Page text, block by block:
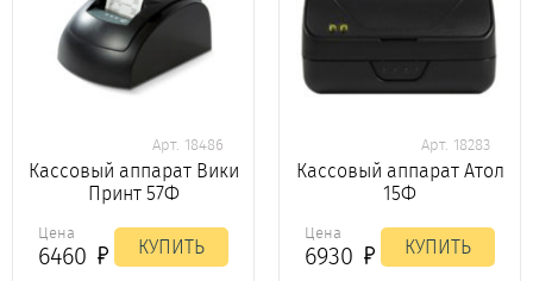
Арт. 18486
Кассовый аппарат Вики
Принт 57Ф
Цена
6460 КУПИТЬ
Арт. 18283
Кассовый аппарат Атол
15Ф
Цена
6930 КУПИТЬ